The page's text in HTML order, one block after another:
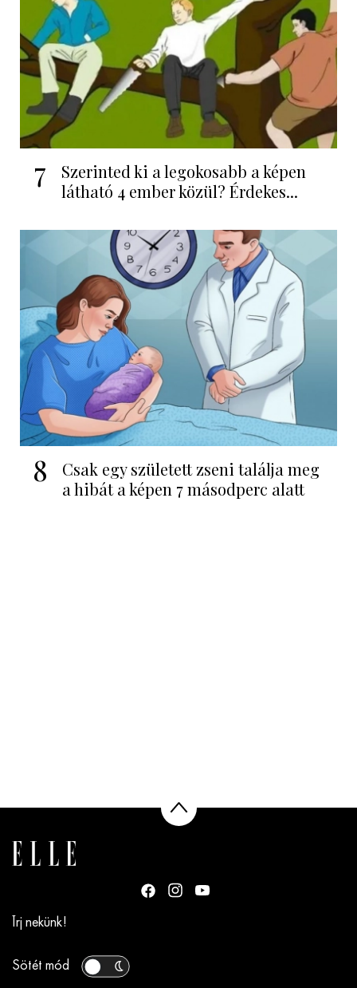
7
Szerinted ki a legokosabb a képen
látható 4 ember közül? Érdekes...
8
Csak egy született zseni találja meg
a hibát a képen 7 másodperc alatt
Írj nekünk!
Sötét mód